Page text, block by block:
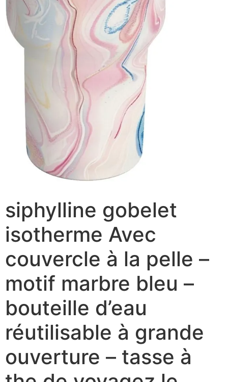
siphylline gobelet
isotherme Avec
couvercle à la pelle –
motif marbre bleu –
bouteille d’eau
réutilisable à grande
ouverture – tasse à